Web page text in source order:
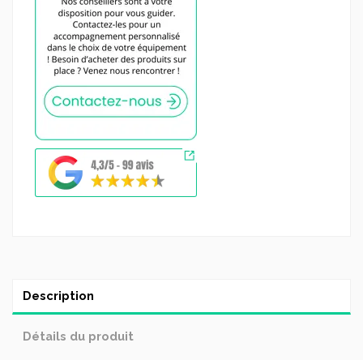
Description
Détails du produit